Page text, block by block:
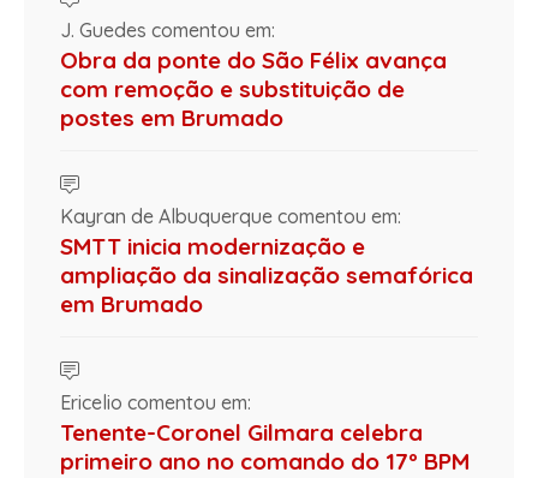
J. Guedes comentou em:
Obra da ponte do São Félix avança
com remoção e substituição de
postes em Brumado
Kayran de Albuquerque comentou em:
SMTT inicia modernização e
ampliação da sinalização semafórica
em Brumado
Ericelio comentou em:
Tenente-Coronel Gilmara celebra
primeiro ano no comando do 17º BPM